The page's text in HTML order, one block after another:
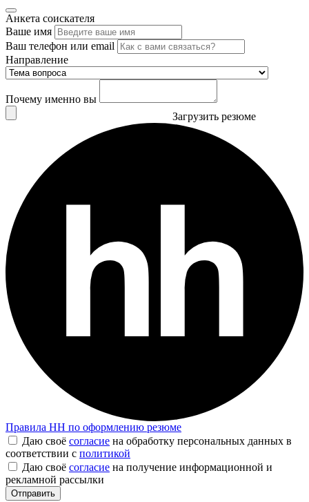
Анкета соискателя
Ваше имя
Ваш телефон или email
Направление
Почему именно вы
Загрузить резюме
Правила HH по оформлению резюме
Даю своё согласие на обработку персональных данных в
соответствии с политикой
Даю своё согласие на получение информационной и
рекламной рассылки
Отправить